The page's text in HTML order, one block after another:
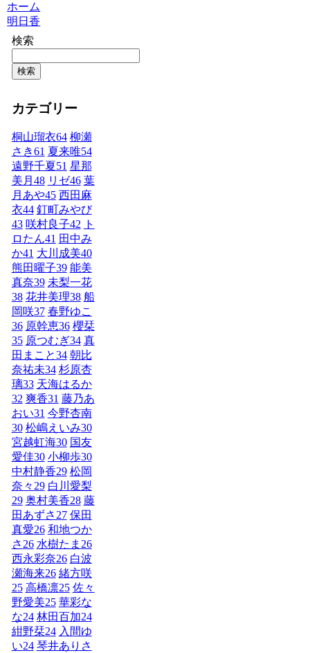
ホーム
明日香
検索
検索
カテゴリー
桐山瑠衣64 柳瀬
さき61 夏来唯54
遠野千夏 51 星那
美月 48 リゼ46 葉
月あや45 西田麻
衣44 釘町みやび
43 咲村良子42
ト
ロたん41 田中み
か41 大川成美40
熊田曜子39 能美
真奈39 未梨一花
38 花井美理38 船
岡咲37 春野ゆこ
36 原幹恵36 櫻栞
35 原つむぎ34 真
田まこと34 朝比
奈祐未34 杉原杏
璃33 天海はるか
32 爽香31 藤乃あ
おい31 今野杏南
30 松嶋えいみ30
宮越虹海30 国友
愛佳30 小柳歩30
中村静香29 松岡
奈々29 白川愛梨
29 奥村美香28 藤
田あずさ27 保田
真愛26 和地つか
さ26 水樹たま 26
西永彩奈26 白波
瀬海来26 緒方咲
25 高橋凛25 佐々
野愛美25 華彩な
な24 林田百加24
紺野栞24 入間ゆ
い24 琴井ありさ